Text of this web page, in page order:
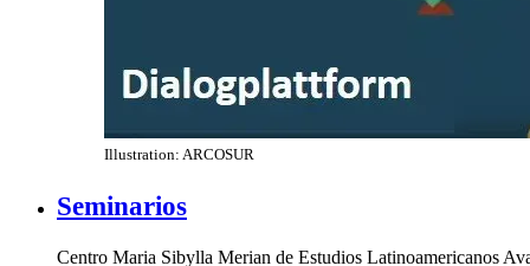
Illustration: ARCOSUR
Seminarios
Centro Maria Sibylla Merian de Estudios Latinoamericanos